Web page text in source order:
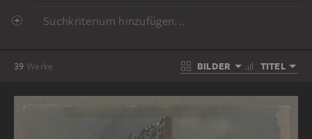
Suchkriterium hinzufügen...
39 Werke BILDER TITEL